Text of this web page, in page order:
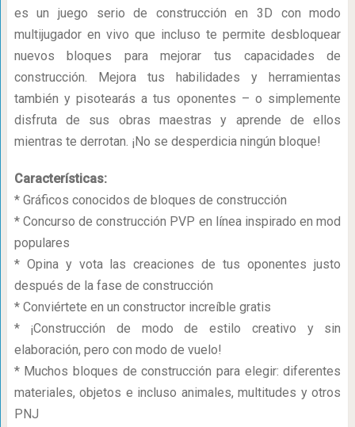
es un juego serio de construcción en 3D con modo
multijugador en vivo que incluso te permite desbloquear
nuevos bloques para mejorar tus capacidades de
construcción. Mejora tus habilidades y herramientas
también y pisotearás a tus oponentes – o simplemente
disfruta de sus obras maestras y aprende de ellos
mientras te derrotan. ¡No se desperdicia ningún bloque!
Características:
* Gráficos conocidos de bloques de construcción
* Concurso de construcción PVP en línea inspirado en mod
populares
* Opina y vota las creaciones de tus oponentes justo
después de la fase de construcción
* Conviértete en un constructor increíble gratis
* ¡Construcción de modo de estilo creativo y sin
elaboración, pero con modo de vuelo!
* Muchos bloques de construcción para elegir: diferentes
materiales, objetos e incluso animales, multitudes y otros
PNJ